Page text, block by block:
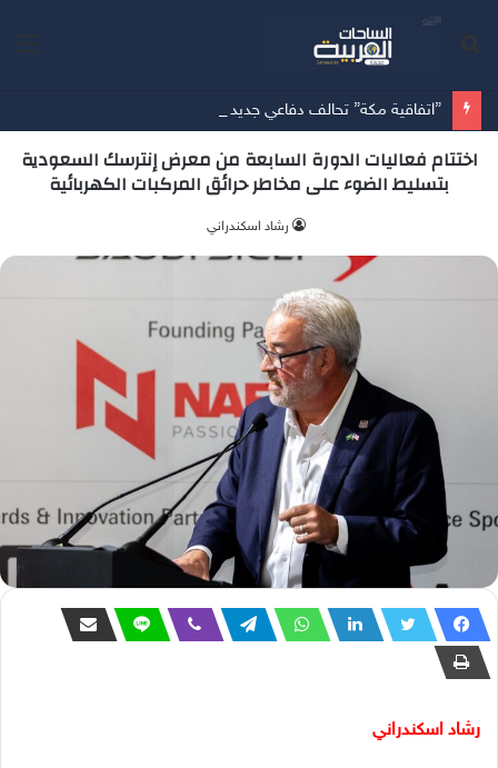
اختتام فعاليات الدورة السابعة من معرض إنترسك السعودية
بتسليط الضوء على مخاطر حرائق المركبات الكهربائية
‫رشاد اسكندراني
رشاد اسكندراني